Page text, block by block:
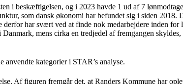
i beskæftigelsen, og i 2023 havde 1 ud af 7
som dansk økonomi har befundet sig i siden 2018.
har svært ved at finde nok medarbejdere inden
mens cirka en tredjedel af fremgangen
kategorier i STAR’s analyse.
Af figuren fremgår det, at Randers Kommune har